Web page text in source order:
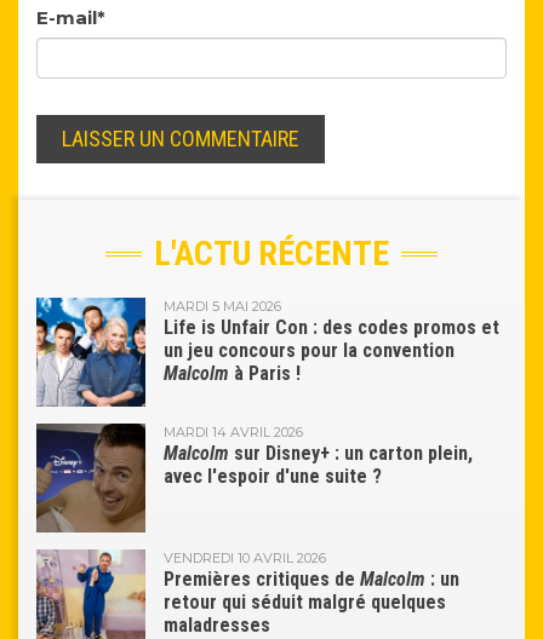
E-mail*
L'ACTU RÉCENTE
MARDI 5 MAI 2026
Life is Unfair Con : des codes promos et
un jeu concours pour la convention
Malcolm à Paris !
MARDI 14 AVRIL 2026
Malcolm sur Disney+ : un carton plein,
avec l'espoir d'une suite ?
VENDREDI 10 AVRIL 2026
Premières critiques de Malcolm : un
retour qui séduit malgré quelques
maladresses